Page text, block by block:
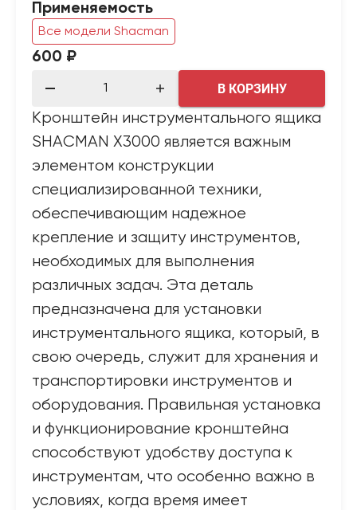
Применяемость
Все модели Shacman
600 ₽
В КОРЗИНУ
Кронштейн инструментального ящика
SHACMAN X3000 является важным
элементом конструкции
специализированной техники,
обеспечивающим надежное
крепление и защиту инструментов,
необходимых для выполнения
различных задач. Эта деталь
предназначена для установки
инструментального ящика, который, в
свою очередь, служит для хранения и
транспортировки инструментов и
оборудования. Правильная установка
и функционирование кронштейна
способствуют удобству доступа к
инструментам, что особенно важно в
условиях, когда время имеет